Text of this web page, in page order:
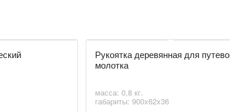
Рукоятка деревянная для
молотка
масса: 0,8 кг.
габариты: 900x62x36